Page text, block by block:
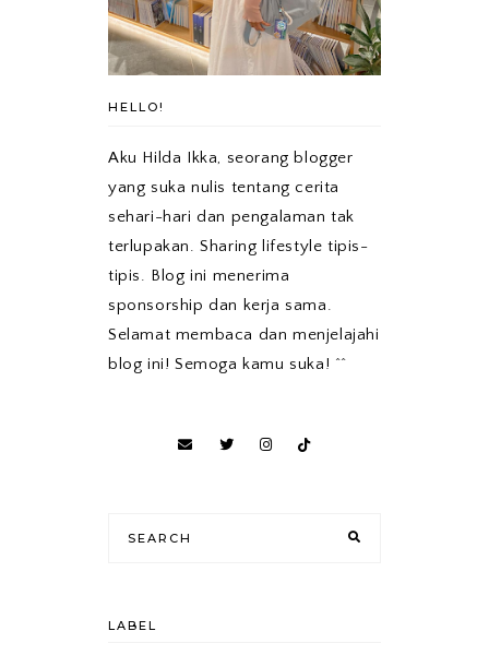
HELLO!
Aku Hilda Ikka, seorang blogger
yang suka nulis tentang cerita
sehari-hari dan pengalaman tak
terlupakan. Sharing lifestyle tipis-
tipis. Blog ini menerima
sponsorship dan kerja sama.
Selamat membaca dan menjelajahi
blog ini! Semoga kamu suka! ^^
LABEL